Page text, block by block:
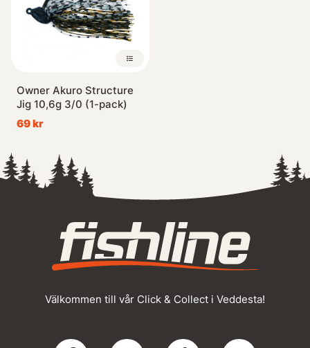
Owner Akuro Structure
Jig 10,6g 3/0 (1-pack)
69 kr
Välkommen till vår Click & Collect i Veddesta!